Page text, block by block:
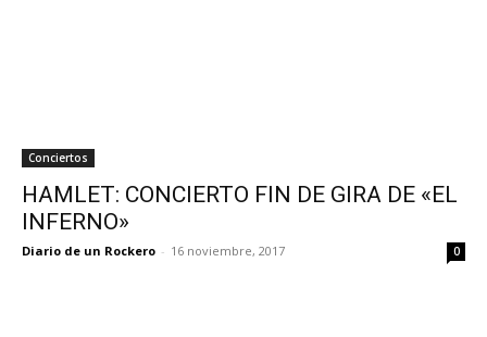
Conciertos
HAMLET: CONCIERTO FIN DE GIRA DE «EL
INFERNO»
Diario de un Rockero - 16 noviembre, 2017 0